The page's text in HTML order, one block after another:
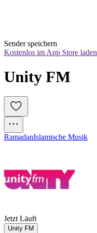
Sender speichern
Kostenlos im App Store laden
Unity FM
RamadanIslamische Musik
Jetzt Läuft
Unity FM